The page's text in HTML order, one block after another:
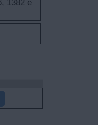
1382 e